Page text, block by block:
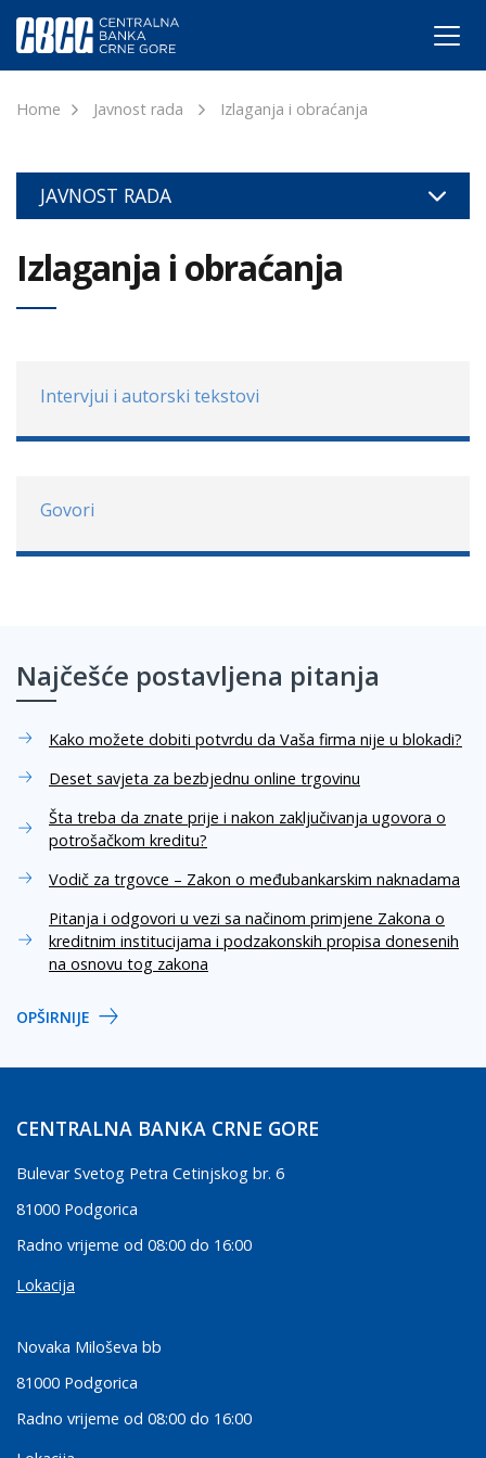
Home Javnost rada Izlaganja i obraćanja
JAVNOST RADA
Izlaganja i obraćanja
Intervjui i autorski tekstovi
Govori
Najčešće postavljena pitanja
Kako možete dobiti potvrdu da Vaša firma nije u blokadi?
Deset savjeta za bezbjednu online trgovinu
Šta treba da znate prije i nakon zaključivanja ugovora o
potrošačkom kreditu?
Vodič za trgovce – Zakon o međubankarskim naknadama
Pitanja i odgovori u vezi sa načinom primjene Zakona o
kreditnim institucijama i podzakonskih propisa donesenih
na osnovu tog zakona
OPŠIRNIJE
CENTRALNA BANKA CRNE GORE
Bulevar Svetog Petra Cetinjskog br. 6
81000 Podgorica
Radno vrijeme od 08:00 do 16:00
Lokacija
Novaka Miloševa bb
81000 Podgorica
Radno vrijeme od 08:00 do 16:00